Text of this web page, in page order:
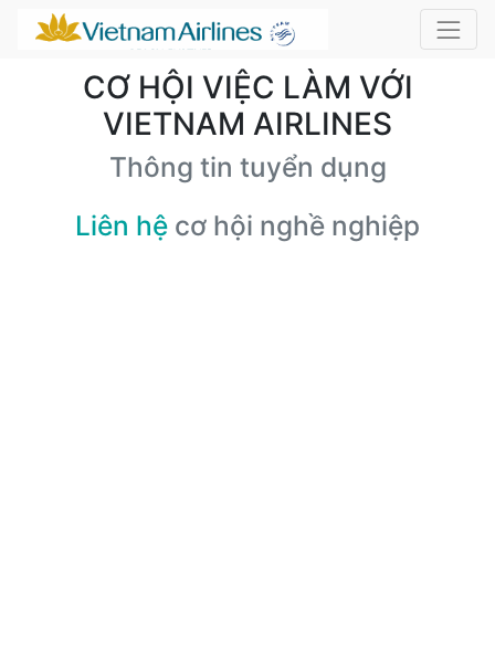
CƠ HỘI VIỆC LÀM VỚI
VIETNAM AIRLINES
Thông tin tuyển dụng
Liên hệ cơ hội nghề nghiệp